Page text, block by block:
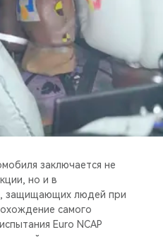
заключается не
но и в
защищающих людей при
самого
Euro NCAP